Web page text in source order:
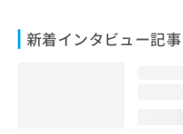
新着インタビュー記事